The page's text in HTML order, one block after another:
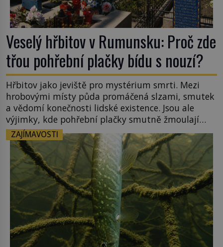
Veselý hřbitov v Rumunsku: Proč zde
třou pohřební plačky bídu s nouzí?
Hřbitov jako jeviště pro mystérium smrti. Mezi
hrobovými místy půda promáčená slzami, smutek
a vědomí konečnosti lidské existence. Jsou ale
výjimky, kde pohřební plačky smutně žmoulají
kapesníky nikoli při smutečním obřadu, ale při
pohledu na výši vyměřené podpory
v nezaměstnanosti. Kam vás pozveme? Unikátní
hřbitov, který si vysloužil název „Veselý“, najdeme
v rumunské vesnici Sapanta, nedaleko hranic […]
ZAJÍMAVOSTI